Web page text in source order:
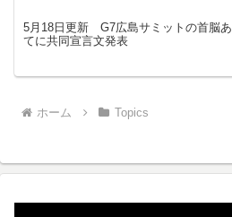
5月18日更新 G7広島サミットの首脳あ
てに共同宣言文発表
ホーム Topics